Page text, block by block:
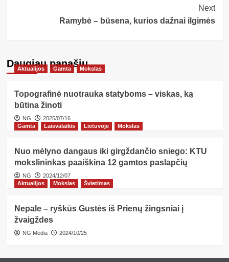
Next
Ramybė – būsena, kurios dažnai ilgimės
Daugiau panašių…
Aktualijos Gamta Mokslas
Topografinė nuotrauka statyboms – viskas, ką
būtina žinoti
NG
2025/07/16
Gamta
Laisvalaikis Lietuvoje Mokslas
Nuo mėlyno dangaus iki girgždančio sniego: KTU
mokslininkas paaiškina 12 gamtos paslapčių
NG
2024/12/07
Aktualijos
Mokslas Švietimas
Nepale – ryškūs Gustės iš Prienų žingsniai į
žvaigždes
NG Media 2024/10/25